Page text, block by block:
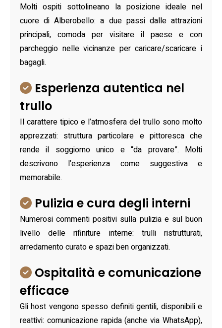
Molti ospiti sottolineano la posizione ideale nel
cuore di Alberobello: a due passi dalle attrazioni
principali, comoda per visitare il paese e con
parcheggio nelle vicinanze per caricare/scaricare i
bagagli.
Esperienza autentica nel
trullo
Il carattere tipico e l’atmosfera del trullo sono molto
apprezzati: struttura particolare e pittoresca che
rende il soggiorno unico e “da provare”. Molti
descrivono l’esperienza come suggestiva e
memorabile.
Pulizia e cura degli interni
Numerosi commenti positivi sulla pulizia e sul buon
livello delle rifiniture interne: trulli ristrutturati,
arredamento curato e spazi ben organizzati.
Ospitalità e comunicazione
efficace
Gli host vengono spesso definiti gentili, disponibili e
reattivi: comunicazione rapida (anche via WhatsApp),